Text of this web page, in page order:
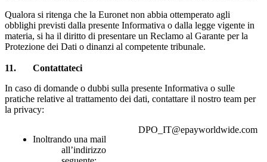
Qualora si ritenga che la Euronet non abbia ottemperato agli
obblighi previsti dalla presente Informativa o dalla legge vigente in
materia, si ha il diritto di presentare un Reclamo al Garante per la
Protezione dei Dati o dinanzi al competente tribunale.
11. Contattateci
In caso di domande o dubbi sulla presente Informativa o sulle
pratiche relative al trattamento dei dati, contattare il nostro team per
la privacy:
Inoltrando una mail
all’indirizzo
DPO_IT@epayworldwide.com